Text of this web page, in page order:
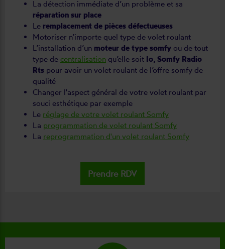
La détection immédiate d’un problème et sa
réparation sur place
Le remplacement de pièces défectueuses
Motoriser n’importe quel type de volet roulant
L’installation d’un moteur de type somfy ou de tout
type de centralisation qu’elle soit Io, Somfy Radio
Rts pour avoir un volet roulant de l’offre somfy de
qualité
Changer l'aspect général de votre volet roulant par
souci esthétique par exemple
Le réglage de votre volet roulant Somfy
La programmation de volet roulant Somfy
La reprogrammation d'un volet roulant Somfy
Prendre RDV